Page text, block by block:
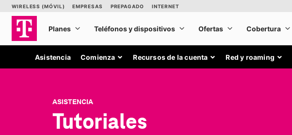
Asistencia Comienza Recursos de la cuenta Red y roaming
ASISTENCIA
Tutoriales